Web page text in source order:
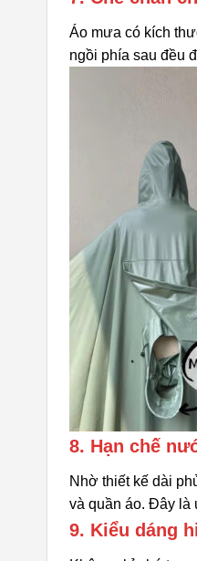
Áo mưa có kích
ngồi phía sau đều
8. Hạn chế
Nhờ thiết kế dài
và quần áo. Đây là
9. Kiểu dáng